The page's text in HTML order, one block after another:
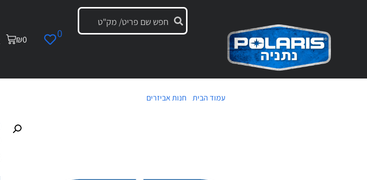
0
₪0
עמוד הבית חנות אביזרים